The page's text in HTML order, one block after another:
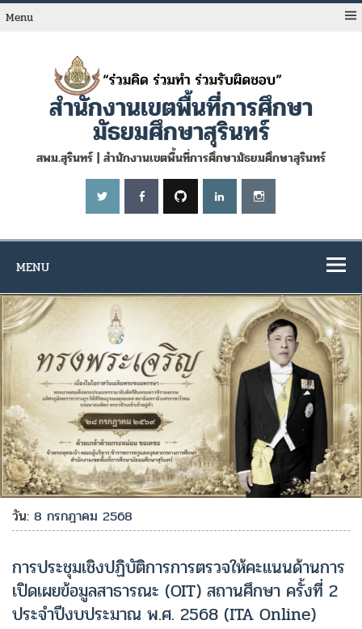
Skip
toMenu
สำนักงานเขตพื้นที่การศึกษา
มัธยมศึกษาสุรินทร์
สพม.สุรินทร์ | สำนักงานเขตพื้นที่การศึกษามัธยมศึกษาสุรินทร์
MENU
วัน:8 กรกฎาคม 2568
การประชุมเชิงปฏิบัติการการตรวจให้คะแนนด้านการ
เปิดเผยข้อมูลสาธารณะ (OIT) สถานศึกษา ครั้งที่ 2
ประจำปีงบประมาณ พ.ศ. 2568 (ITA Online)